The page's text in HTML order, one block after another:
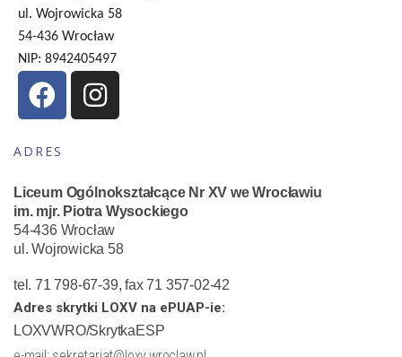
ul. Wojrowicka 58
54-436 Wrocław
NIP: 8942405497
ADRES
Liceum Ogólnokształcące Nr XV we Wrocławiu
im. mjr. Piotra Wysockiego
54-436 Wrocław
ul. Wojrowicka 58
tel. 71 798-67-39, fax 71 357-02-42
Adres skrytki LOXV na ePUAP-ie:
LOXVWRO/SkrytkaESP